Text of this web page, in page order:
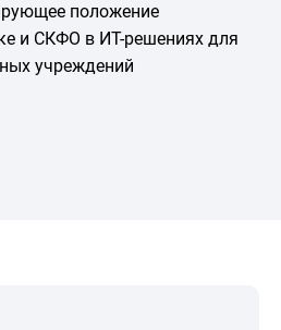
положение
и СКФО в ИТ-решениях для
учреждений